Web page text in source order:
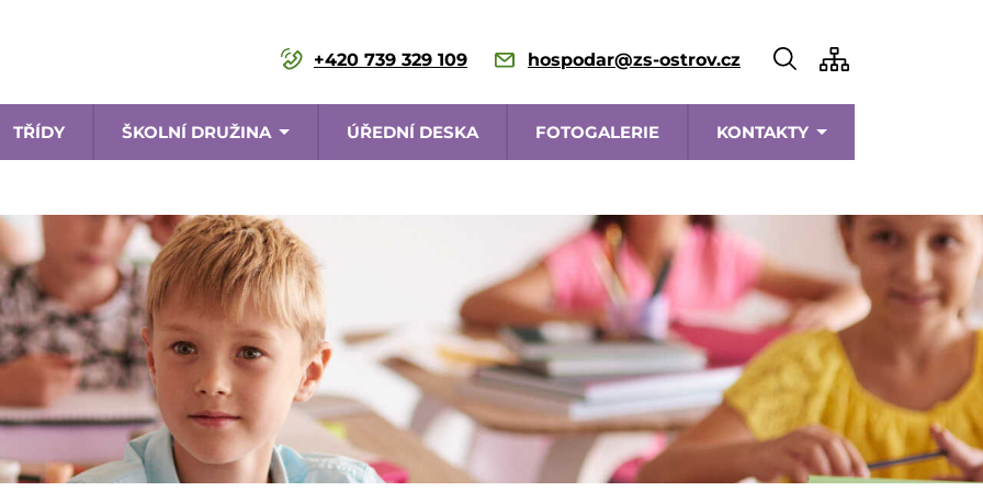
+420 739 329 109 hospodar@zs-ostrov.cz
TŘÍDY ŠKOLNÍ DRUŽINA ÚŘEDNÍ DESKA FOTOGALERIE KONTAKTY